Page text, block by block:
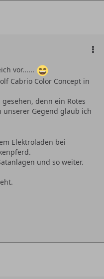
vor......
Cabrio Color Concept in
denn ein Rotes
unserer Gegend glaub ich
Elektroladen bei
und so weiter.